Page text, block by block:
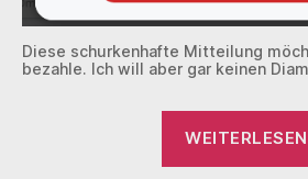
Diese schurkenhafte Mitteilung
bezahle. Ich will aber gar keinen
WEITERLESEN